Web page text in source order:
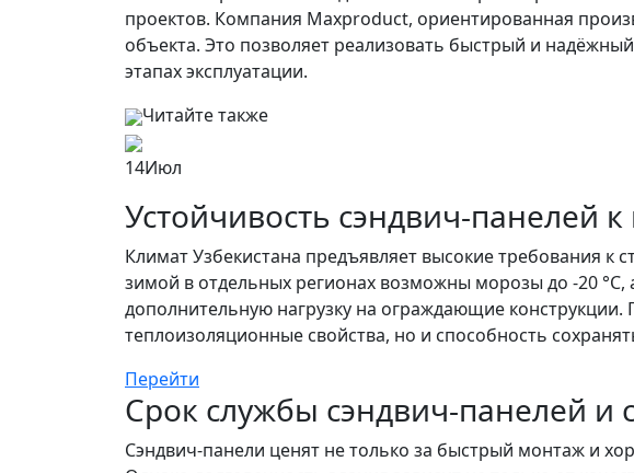
проектов. Компания Maxproduct, ориентированная
объектa. Это позволяет реализовать быстрый и
этапах эксплуатации.
Читайте также
14Июл
Устойчивость сэндвич-панелей
Климат Узбекистана предъявляет высокие требования к
зимой в отдельных регионах возможны морозы до -20
дополнительную нагрузку на ограждающие
теплоизоляционные свойства, но и способность
Перейти
Срок службы сэндвич-панелей и
Сэндвич-панели ценят не только за быстрый монтаж и